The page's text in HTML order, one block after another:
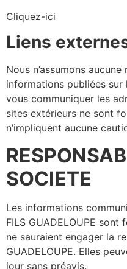
Cliquez-ici
Liens
Nous n’assumons
informations publiées
vous communiquer les
sites extérieurs ne sont
n’impliquent aucune
SOCIETE
Les informations
FILS GUADELOUPE
ne sauraient engager la
GUADELOUPE. Elles
jour sans préavis.